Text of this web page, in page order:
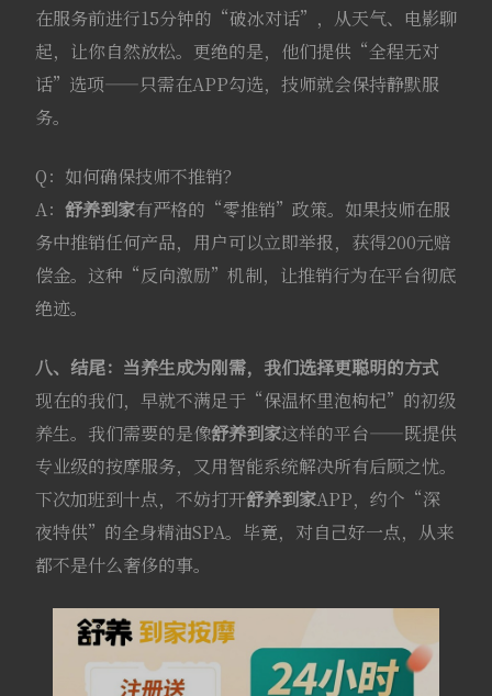
在服务前进行15分钟的“破冰对话”，从天气、电影聊
起，让你自然放松。更绝的是，他们提供“全程无对
话”选项——只需在APP勾选，技师就会保持静默服
务。
Q：如何确保技师不推销？
A： 舒养到家有严格的“零推销”政策。如果技师在服
务中推销任何产品，用户可以立即举报，获得200元赔
偿金。这种“反向激励”机制，让推销行为在平台彻底
绝迹。
八、结尾：当养生成为刚需，我们选择更聪明的方式
现在的我们，早就不满足于“保温杯里泡枸杞”的初级
养生。我们需要的是像舒养到家这样的平台——既提供
专业级的按摩服务，又用智能系统解决所有后顾之忧。
下次加班到十点，不妨打开舒养到家APP，约个“深
夜特供”的全身精油SPA。毕竟，对自己好一点，从来
都不是什么奢侈的事。